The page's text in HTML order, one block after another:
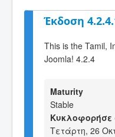
Έκδοση
This is the Tamil,
Joomla! 4.2.4
Maturity
Stable
Κυκλοφορήσε
Τετάρτη, 26